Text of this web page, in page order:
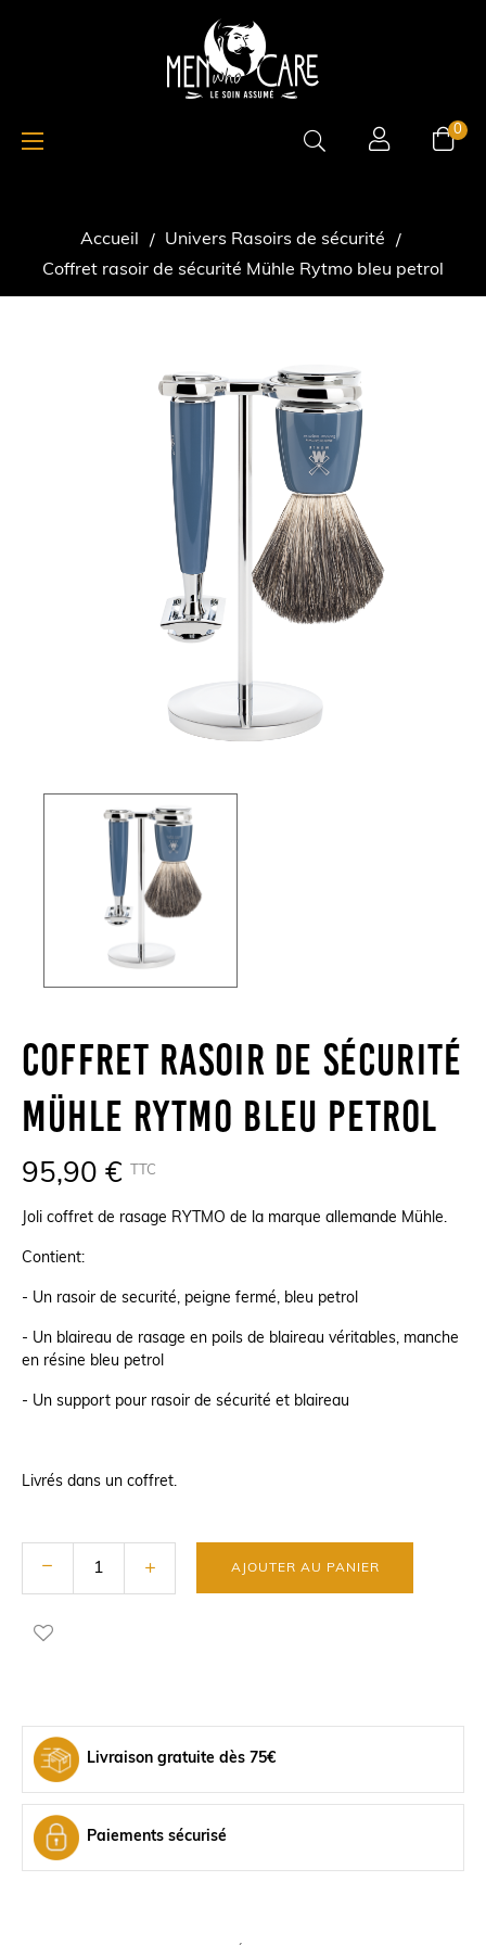
0
Basculer
la
☰
Accueil
Univers Rasoirs de sécurité
Coffret rasoir de sécurité Mühle Rytmo bleu petrol
Coffret Rasoir De Sécurité
Mühle Rytmo Bleu Petrol
95,90 € TTC
Joli coffret de rasage RYTMO de la marque allemande Mühle.
Contient:
- Un rasoir de securité, peigne fermé, bleu petrol
- Un blaireau de rasage en poils de blaireau véritables, manche
en résine bleu petrol
- Un support pour rasoir de sécurité et blaireau
Livrés dans un coffret.
AJOUTER AU PANIER
Livraison gratuite dès 75€
Paiements sécurisé